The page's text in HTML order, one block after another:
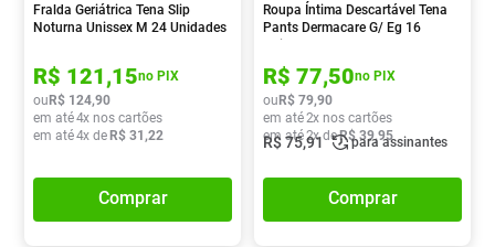
Fralda Geriátrica Tena Slip
Noturna Unissex M 24 Unidades
R$ 121,15no PIX
ouR$ 124,90
em até4x nos cartões
em até4x deR$ 31 ,22
Comprar
Roupa Íntima Descartável Tena
Pants Dermacare G/ Eg 16
Unidades
R$ 77,50no PIX
ouR$ 79,90
em até2x nos cartões
em até2x deR$ 39,95
R$75,91 para assinantes
Comprar